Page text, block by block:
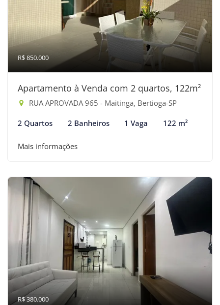
R$ 850.000
Apartamento à Venda com 2 quartos, 122m²
RUA APROVADA 965 - Maitinga, Bertioga-SP
2 Quartos 2 Banheiros 1 Vaga 122 m²
Mais informações
R$ 380.000